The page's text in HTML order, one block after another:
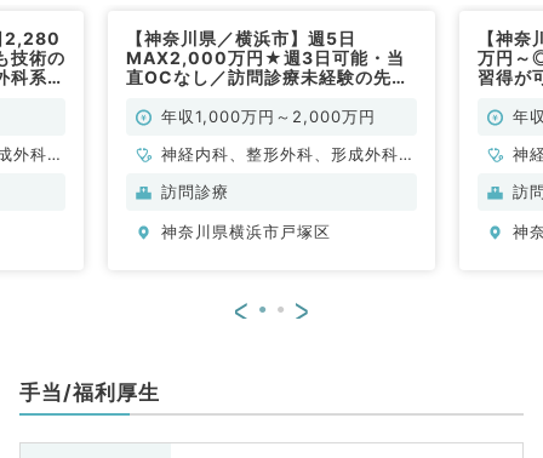
2,280
技術の
科系／
外科、
【神奈川県／横浜市】週5日
MAX2,000万円★週3日可能・当
直OCなし／訪問診療未経験の先生
勤）年収1,000万円～2,000万円
神経内科、整形外科、形成外科、
脳神経外科、呼吸器外科、心臓血
環器内科、呼吸器内科、消化器内
外科、消化器外科、乳腺外科
訪問診療
神奈川県横浜市戸塚区
【神
万円～
習得が
年
神
脳
環
訪
神
< >
手当/福利厚生